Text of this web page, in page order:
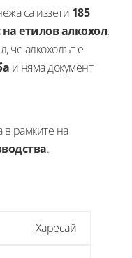
са иззети 185
етилов алкохол.
че алкохолът е
и няма документ
рамките на
.
Харесай